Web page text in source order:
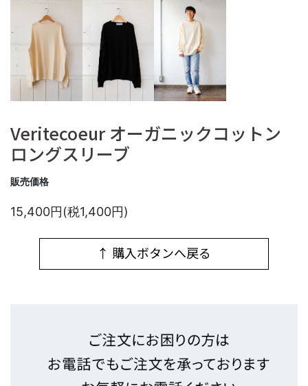
Veritecoeur オーガニックコットン
ロングスリーブ
販売価格
15,400円(税1,400円)
↑ 購入ボタンへ戻る